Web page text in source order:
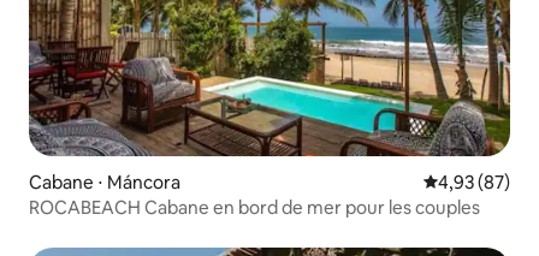
Cabane ⋅ Máncora Évaluation
4,93 (87)
ROCABEACH Cabane en bord de mer pour les couples